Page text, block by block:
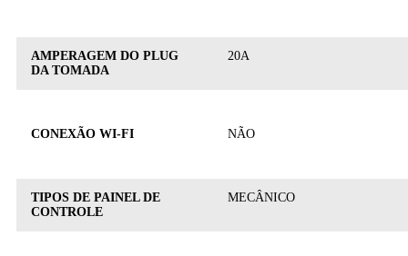
AMPERAGEM DO PLUG
DA TOMADA
20A
CONEXÃO WI-FI NÃO
TIPOS DE PAINEL DE
CONTROLE
MECÂNICO